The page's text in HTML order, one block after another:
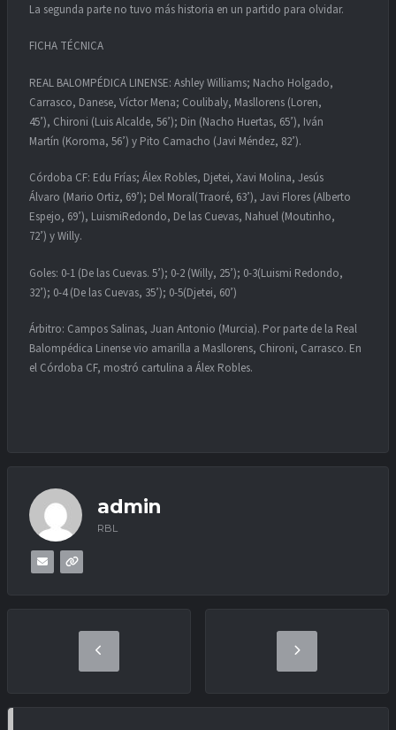
La segunda parte no tuvo más historia en un partido para olvidar.
FICHA TÉCNICA
REAL BALOMPÉDICA LINENSE: Ashley Williams; Nacho Holgado,
Carrasco, Danese, Víctor Mena; Coulibaly, Masllorens (Loren,
45’), Chironi (Luis Alcalde, 56’); Din (Nacho Huertas, 65’), Iván
Martín (Koroma, 56’) y Pito Camacho (Javi Méndez, 82’).
Córdoba CF: Edu Frías; Álex Robles, Djetei, Xavi Molina, Jesús
Álvaro (Mario Ortiz, 69’); Del Moral(Traoré, 63’), Javi Flores (Alberto
Espejo, 69’), LuismiRedondo, De las Cuevas, Nahuel (Moutinho,
72’) y Willy.
Goles: 0-1 (De las Cuevas. 5’); 0-2 (Willy, 25’); 0-3(Luismi Redondo,
32’); 0-4 (De las Cuevas, 35’); 0-5(Djetei, 60’)
Árbitro: Campos Salinas, Juan Antonio (Murcia). Por parte de la Real
Balompédica Linense vio amarilla a Masllorens, Chironi, Carrasco. En
el Córdoba CF, mostró cartulina a Álex Robles.
admin
RBL